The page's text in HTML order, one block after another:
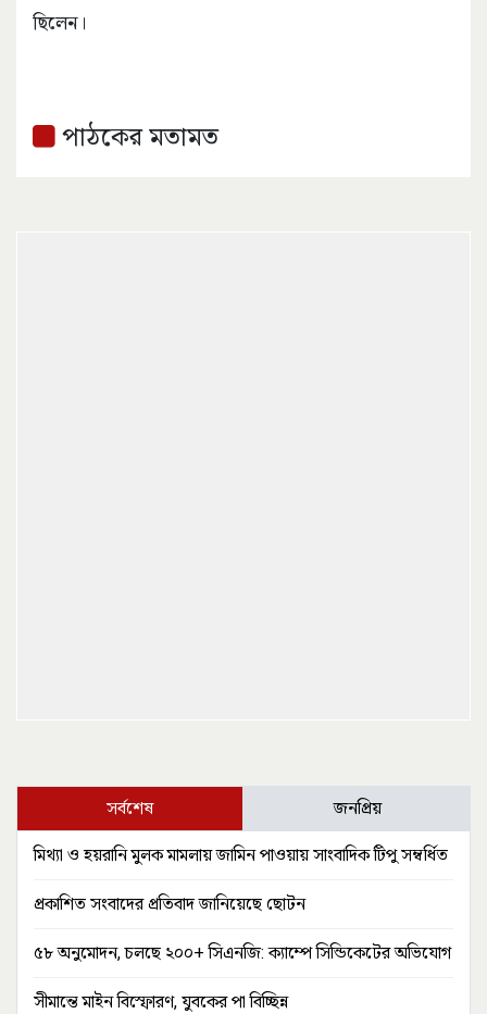
ছিলেন।
পাঠকের মতামত
সর্বশেষ জনপ্রিয়
মিথ্যা ও হয়রানি মুলক মামলায় জামিন পাওয়ায় সাংবাদিক টিপু সম্বর্ধিত
প্রকাশিত সংবাদের প্রতিবাদ জানিয়েছে ছোটন
৫৮ অনুমোদন, চলছে ২০০+ সিএনজি: ক্যাম্পে সিন্ডিকেটের অভিযোগ
সীমান্তে মাইন বিস্ফোরণ, যুবকের পা বিচ্ছিন্ন